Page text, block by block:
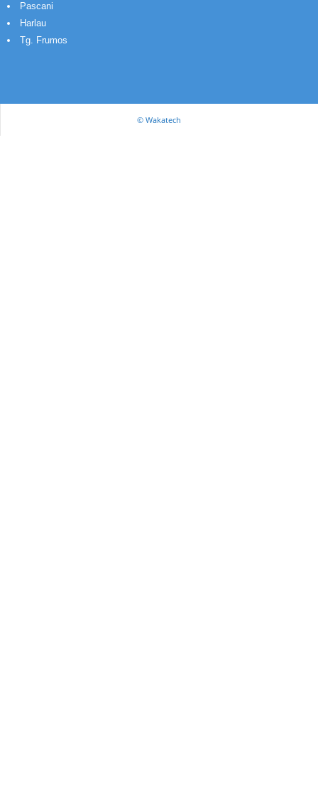
Pascani
Harlau
Tg. Frumos
© Wakatech